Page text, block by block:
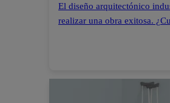
El diseño arquitectónico
realizar una obra exitosa.